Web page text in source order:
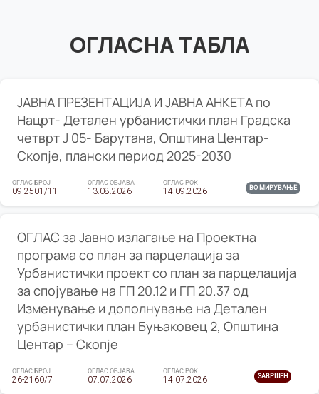
ОГЛАСНА ТАБЛА
ЈАВНА ПРЕЗЕНТАЦИЈА И ЈАВНА АНКЕТА по
Нацрт- Детален урбанистички план Градска
четврт Ј 05- Барутана, Општина Центар-
Скопје, плански период 2025-2030
ОГЛАС БРОЈ
09-2501/11
ОГЛАС ОБЈАВА
13.08.2026
ОГЛАС РОК
14.09.2026 ВО МИРУВАЊЕ
ОГЛАС за Јавно излагање на Проектна
програма со план за парцелација за
Урбанистички проект со план за парцелација
за спојување на ГП 20.12 и ГП 20.37 од
Изменување и дополнување на Детален
урбанистички план Буњаковец 2, Општина
Центар – Скопје
ОГЛАС БРОЈ
26-2160/7
ОГЛАС ОБЈАВА
07.07.2026
ОГЛАС РОК
14.07.2026 ЗАВРШЕН